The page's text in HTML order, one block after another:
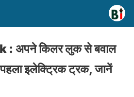
अपने किलर लुक से बवाल
इलेक्ट्रिक ट्रक, जानें